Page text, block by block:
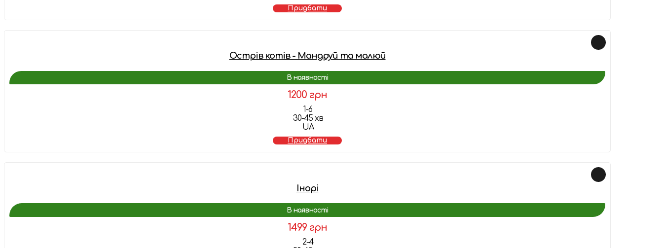
Придбати
Острів котів - Мандруй та малюй
В наявності
1200 грн
1-6
30-45 хв
UA
Придбати
Інорі
В наявності
1499 грн
2-4